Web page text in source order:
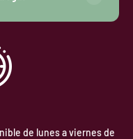
de lunes a viernes de